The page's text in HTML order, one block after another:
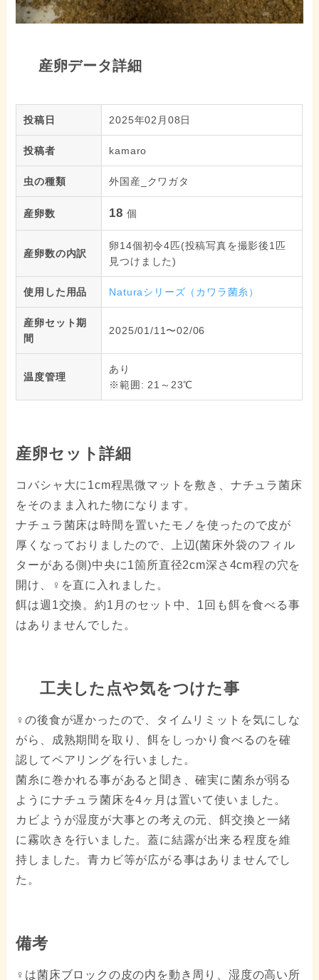
産卵データ詳細
投稿日 2025年02月08日
投稿者 kamaro
虫の種類 外国産_クワガタ
産卵数 18 個
産卵数の内訳
卵14個初令4匹(投稿写真を撮影後1匹
見つけました)
使用した用品 Naturaシリーズ（カワラ菌糸）
産卵セット期
間
2025/01/11〜02/06
温度管理
あり
※範囲: 21～23℃
産卵セット詳細
コバシャ大に1cm程黒微マットを敷き、ナチュラ菌床
をそのまま入れた物になります。
ナチュラ菌床は時間を置いたモノを使ったので皮が
厚くなっておりましたので、上辺(菌床外袋のフィル
ターがある側)中央に1箇所直径2cm深さ4cm程の穴を
開け、♀を直に入れました。
餌は週1交換。約1月のセット中、1回も餌を食べる事
はありませんでした。
工夫した点や気をつけた事
♀の後食が遅かったので、タイムリミットを気にしな
がら、成熟期間を取り、餌をしっかり食べるのを確
認してペアリングを行いました。
菌糸に巻かれる事があると聞き、確実に菌糸が弱る
ようにナチュラ菌床を4ヶ月は置いて使いました。
カビようが湿度が大事との考えの元、餌交換と一緒
に霧吹きを行いました。蓋に結露が出来る程度を維
持しました。青カビ等が広がる事はありませんでし
た。
備考
♀は菌床ブロックの皮の内を動き周り、湿度の高い所